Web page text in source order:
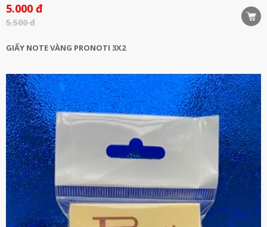
5.000 đ
5.500 đ
GIẤY NOTE VÀNG PRONOTI 3X2